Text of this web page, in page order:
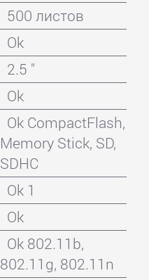
500 листов
Ok
2.5 "
Ok
Ok CompactFlash,
Memory Stick, SD,
SDHC
Ok 1
Ok
Ok 802.11b,
802.11g, 802.11n